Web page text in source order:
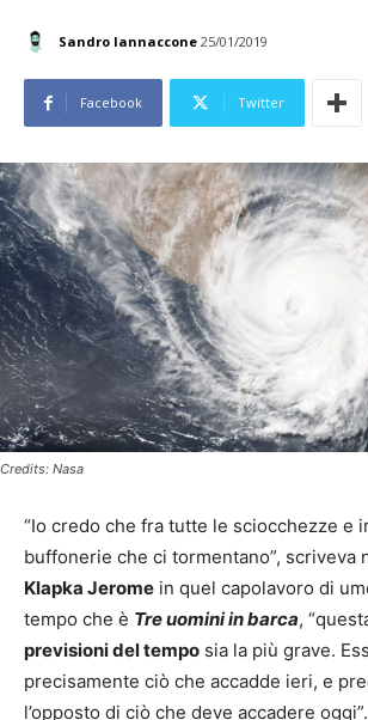
Sandro Iannaccone 25/01/2019
Facebook Twitter
Credits: Nasa
“Io credo che fra tutte le sciocchezze e
buffonerie che ci tormentano”, scriveva
Klapka Jerome in quel capolavoro di
tempo che è Tre uomini in barca,
previsioni del tempo sia la più grave.
precisamente ciò che accadde ieri, e
l’opposto di ciò che deve accadere